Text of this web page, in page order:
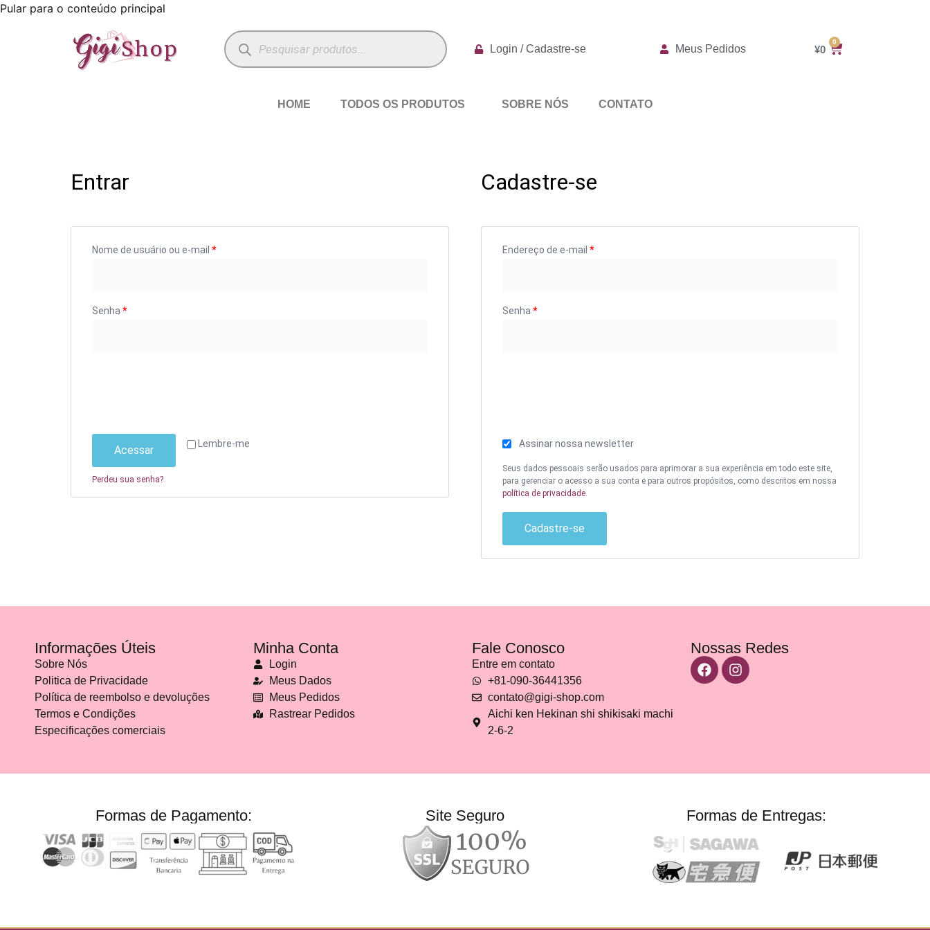
Pular para o conteúdo principal
Login / Cadastre-se Meus Pedidos ¥0
0
HOME TODOS OS PRODUTOS SOBRE NÓS CONTATO
Entrar
Nome de usuário ou e-mail *
Senha *
Lembre-me
Acessar
Perdeu sua senha?
Cadastre-se
Endereço de e-mail *
Senha *
Assinar nossa newsletter
Seus dados pessoais serão usados para aprimorar a sua experiência em todo este site,
para gerenciar o acesso a sua conta e para outros propósitos, como descritos em nossa
política de privacidade.
Cadastre-se
Informações Úteis
Sobre Nós
Politica de Privacidade
Política de reembolso e devoluções
Termos e Condições
Especificações comerciais
Minha Conta
Login
Meus Dados
Meus Pedidos
Rastrear Pedidos
Fale Conosco
Entre em contato
+81-090-36441356
contato@gigi-shop.com
Aichi ken Hekinan shi shikisaki machi
2-6-2
Nossas Redes
Formas de Pagamento: Site Seguro Formas de Entregas: